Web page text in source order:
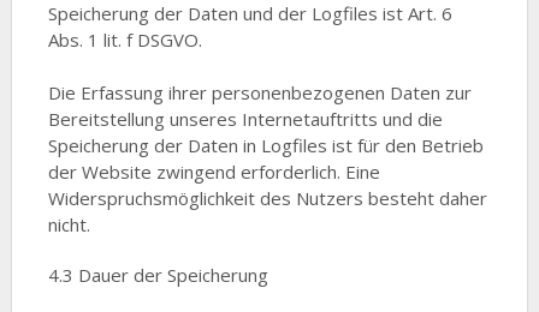
Speicherung der Daten und der Logfiles ist Art. 6
Abs. 1 lit. f DSGVO.
Die Erfassung ihrer personenbezogenen Daten zur
Bereitstellung unseres Internetauftritts und die
Speicherung der Daten in Logfiles ist für den Betrieb
der Website zwingend erforderlich. Eine
Widerspruchsmöglichkeit des Nutzers besteht daher
nicht.
4.3 Dauer der Speicherung